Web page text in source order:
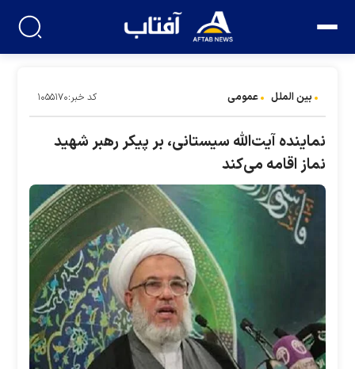
بین الملل عمومی کد خبر:۱۰۵۵۱۷۰
نماینده آیت‌الله سیستانی، بر پیکر رهبر شهید
نماز اقامه می‌کند